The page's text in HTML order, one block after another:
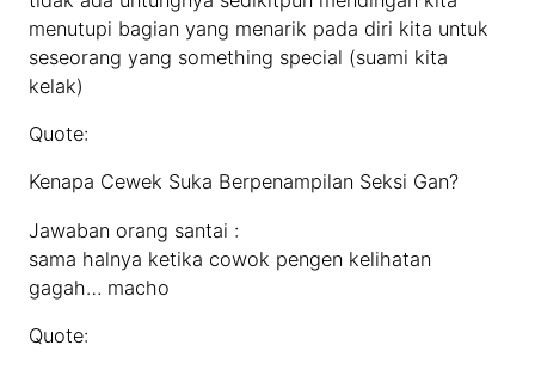
menutupi bagian yang menarik pada diri kita untuk
seseorang yang something special (suami kita
kelak)
Quote:
Kenapa Cewek Suka Berpenampilan Seksi Gan?
Jawaban orang santai :
sama halnya ketika cowok pengen kelihatan
gagah… macho
Quote: